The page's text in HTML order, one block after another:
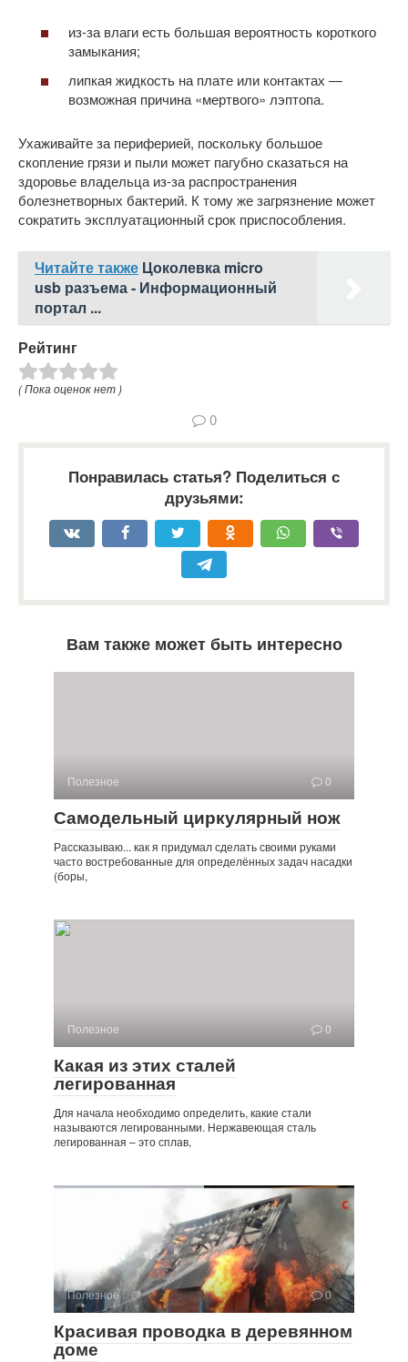
из-за влаги есть большая вероятность короткого
замыкания;
липкая жидкость на плате или контактах —
возможная причина «мертвого» лэптопа.
Ухаживайте за периферией, поскольку большое
скопление грязи и пыли может пагубно сказаться на
здоровье владельца из-за распространения
болезнетворных бактерий. К тому же загрязнение может
сократить эксплуатационный срок приспособления.
Читайте также Цоколевка micro
usb разъема - Информационный
портал ...
Рейтинг
( Пока оценок нет )
0
Понравилась статья? Поделиться с
друзьями:
Вам также может быть интересно
Полезное 0
Самодельный циркулярный нож
Рассказываю... как я придумал сделать своими руками
часто востребованные для определённых задач насадки
(боры,
Полезное 0
Какая из этих сталей
легированная
Для начала необходимо определить, какие стали
называются легированными. Нержавеющая сталь
легированная – это сплав,
Полезное 0
Красивая проводка в деревянном
доме